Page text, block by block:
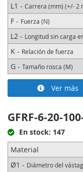
L1 - Carrera (mm) (+/- 2
F - Fuerza (N)
L2 - Longitud sin carga
K - Relación de fuerza
G - Tamaño rosca (M)
Ver más
GFRF-6-20-
En stock: 147
Material
Ø1 - Diámetro del